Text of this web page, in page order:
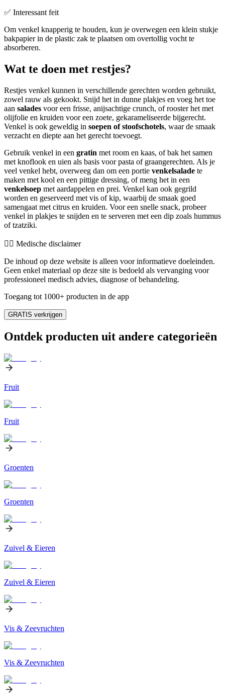
✅ Interessant feit
Om venkel knapperig te houden, kun je overwegen een klein stukje
bakpapier in de plastic zak te plaatsen om overtollig vocht te
absorberen.
Wat te doen met restjes?
Restjes venkel kunnen in verschillende gerechten worden gebruikt,
zowel rauw als gekookt. Snijd het in dunne plakjes en voeg het toe
aan salades voor een frisse, anijsachtige crunch, of rooster het met
olijfolie en kruiden voor een zoete, gekarameliseerde bijgerecht.
Venkel is ook geweldig in soepen of stoofschotels, waar de smaak
verzacht en diepte aan het gerecht toevoegt.
Gebruik venkel in een gratin met room en kaas, of bak het samen
met knoflook en uien als basis voor pasta of graangerechten. Als je
veel venkel hebt, overweeg dan om een portie venkelsalade te
maken met kool en een pittige dressing, of meng het in een
venkelsoep met aardappelen en prei. Venkel kan ook gegrild
worden en geserveerd met vis of kip, waarbij de smaak goed
samengaat met citrus en kruiden. Voor een snelle snack, probeer
venkel in plakjes te snijden en te serveren met een dip zoals hummus
of tzatziki.
👨‍⚕️️ Medische disclaimer
De inhoud op deze website is alleen voor informatieve doeleinden.
Geen enkel materiaal op deze site is bedoeld als vervanging voor
professioneel medisch advies, diagnose of behandeling.
Toegang tot 1000+ producten in de app
GRATIS verkrijgen
Ontdek producten uit andere categorieën
Fruit
Fruit
Groenten
Groenten
Zuivel & Eieren
Zuivel & Eieren
Vis & Zeevruchten
Vis & Zeevruchten